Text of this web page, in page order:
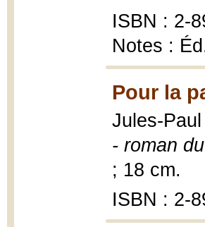
ISBN : 2-
Notes :
Pour la
Jules-
- roman
; 18 cm.
ISBN : 2-